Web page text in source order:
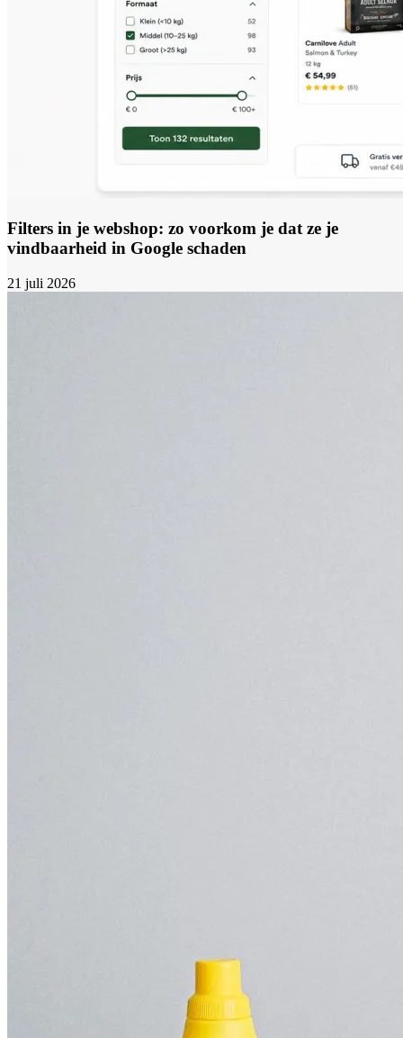
Filters in je webshop: zo voorkom je dat ze je
vindbaarheid in Google schaden
21 juli 2026